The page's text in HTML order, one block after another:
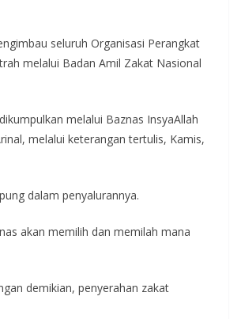
seluruh Organisasi Perangkat
melalui Badan Amil Zakat Nasional
melalui Baznas InsyaAllah
melalui keterangan tertulis, Kamis,
dalam penyalurannya.
akan memilih dan memilah mana
demikian, penyerahan zakat